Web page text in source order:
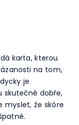
karta, kterou
na tom,
je
dobře,
myslet, že skóre